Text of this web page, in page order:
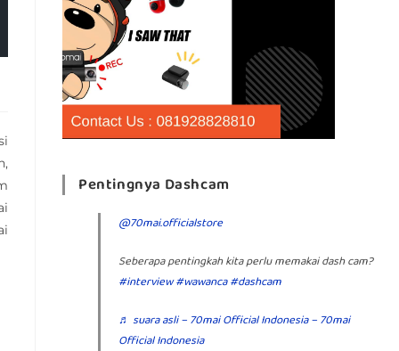
Pentingnya Dashcam
@70mai.officialstore
Seberapa pentingkah kita perlu memakai dash cam?
#interview#wawanca#dashcam
♬ suara asli – 70mai Official Indonesia – 70mai
Official Indonesia